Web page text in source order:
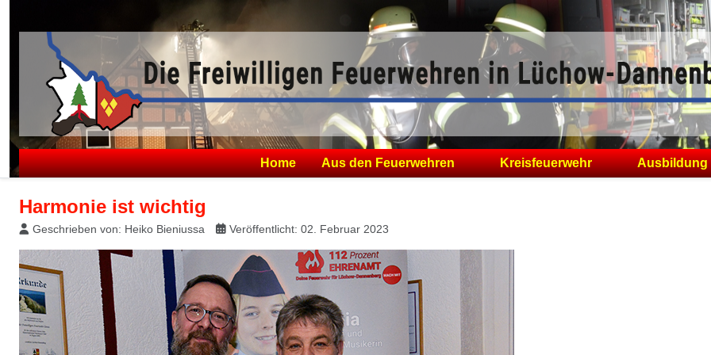
Home Aus den Feuerwehren Kreisfeuerwehr Ausbildung
Harmonie ist wichtig
Geschrieben von: Heiko Bieniussa Veröffentlicht: 02. Februar 2023